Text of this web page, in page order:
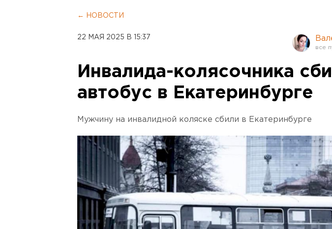
← НОВОСТИ
22 МАЯ 2025 В 15:37
Инвалида-колясочника
автобус в Екатеринбурге
Мужчину на инвалидной коляске сбили в Екатеринбурге